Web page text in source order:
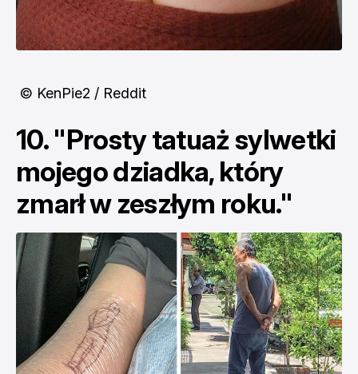
© KenPie2 / Reddit
10. "Prosty tatuaż sylwetki
mojego dziadka, który
zmarł w zeszłym roku."